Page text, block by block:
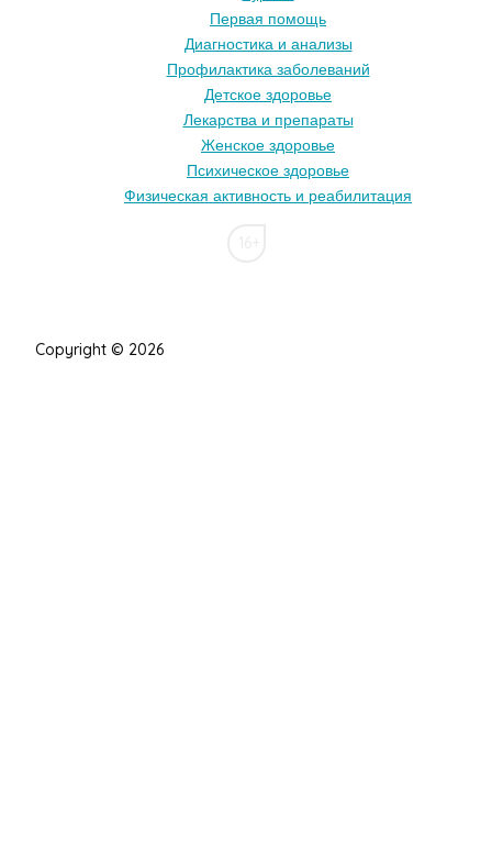
Первая помощь
Диагностика и анализы
Профилактика заболеваний
Детское здоровье
Лекарства и препараты
Женское здоровье
Психическое здоровье
Физическая активность и реабилитация
Copyright © 2026